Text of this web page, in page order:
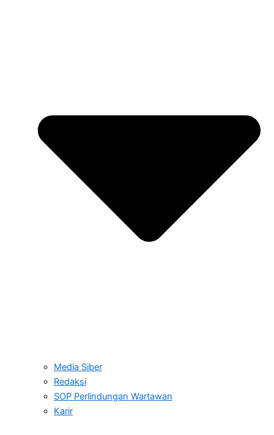
Media Siber
Redaksi
SOP Perlindungan Wartawan
Karir